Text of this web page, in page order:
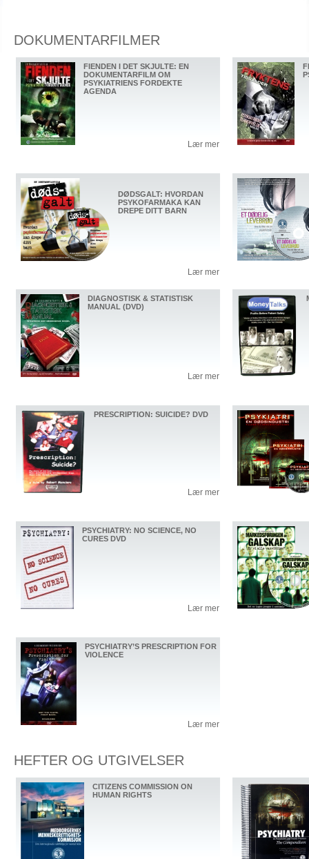
DOKUMENTARFILMER
FIENDEN I DET SKJULTE: EN
DOKUMENTARFILM OM
PSYKIATRIENS FORDEKTE
AGENDA
Lær mer
DØDSGALT: HVORDAN
PSYKOFARMAKA KAN
DREPE DITT BARN
Lær mer
DIAGNOSTISK & STATISTISK
MANUAL (DVD)
Lær mer
PRESCRIPTION: SUICIDE? DVD
Lær mer
PSYCHIATRY: NO SCIENCE, NO
CURES DVD
Lær mer
PSYCHIATRY’S PRESCRIPTION FOR
VIOLENCE
Lær mer
HEFTER OG UTGIVELSER
CITIZENS COMMISSION ON
HUMAN RIGHTS